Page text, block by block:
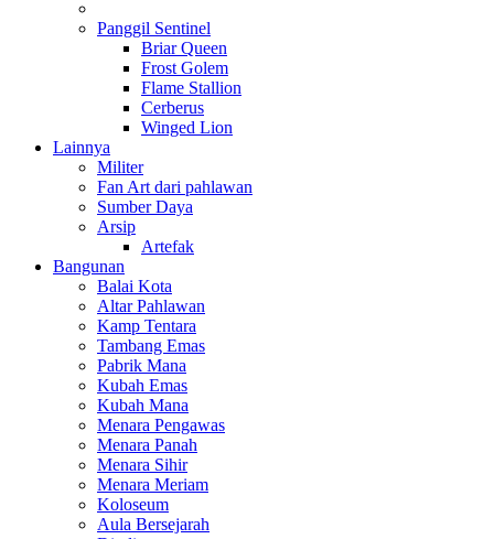
Panggil Sentinel
Briar Queen
Frost Golem
Flame Stallion
Cerberus
Winged Lion
Lainnya
Militer
Fan Art dari pahlawan
Sumber Daya
Arsip
Artefak
Bangunan
Balai Kota
Altar Pahlawan
Kamp Tentara
Tambang Emas
Pabrik Mana
Kubah Emas
Kubah Mana
Menara Pengawas
Menara Panah
Menara Sihir
Menara Meriam
Koloseum
Aula Bersejarah